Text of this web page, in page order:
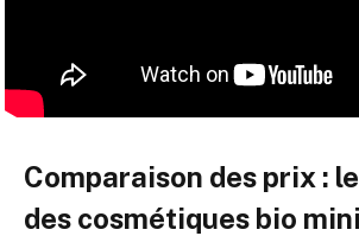
Comparaison des prix :
des cosmétiques bio